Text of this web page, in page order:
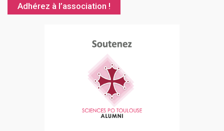
Adhérez à l’association !